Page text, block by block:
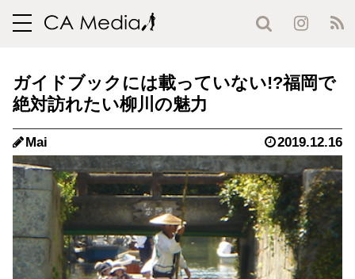
toggle
ガイドブックには載っていない!?福岡で
絶対訪れたい柳川の魅力
Mai 2019.12.16